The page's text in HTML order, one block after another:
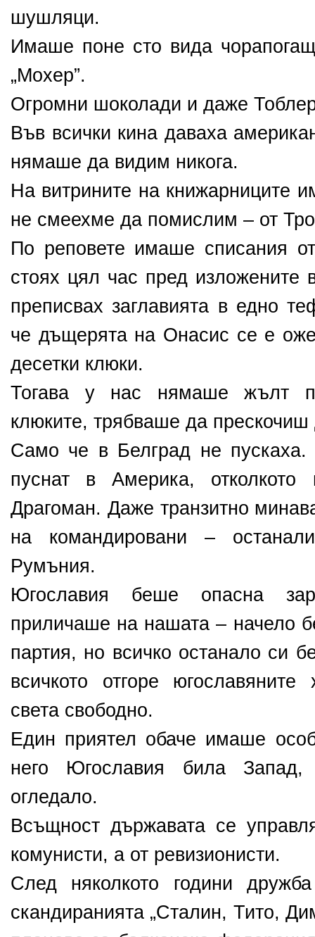
шушляци.
Имаше поне сто вида
„Мохер”.
Огромни шоколади и даже
Във всички кина даваха
нямаше да видим никога.
На витрините на книжарниците
не смеехме да помислим – от
По реповете имаше списания
стоях цял час пред изложените
преписвах заглавията в едно
че дъщерята на Онасис се е
десетки клюки.
Тогава у нас нямаше жълт
клюките, трябваше да
Само че в Белград не
пуснат в Америка,
Драгоман. Даже транзитно
на командировани –
Румъния.
Югославия беше опасна
приличаше на нашата – начело
партия, но всичко останало си
всичкото отгоре
света свободно.
Един приятел обаче имаше
него Югославия била
огледало.
Всъщност държавата се
комунисти, а от ревизионисти.
След няколкото години
скандиранията „Сталин, Тито,